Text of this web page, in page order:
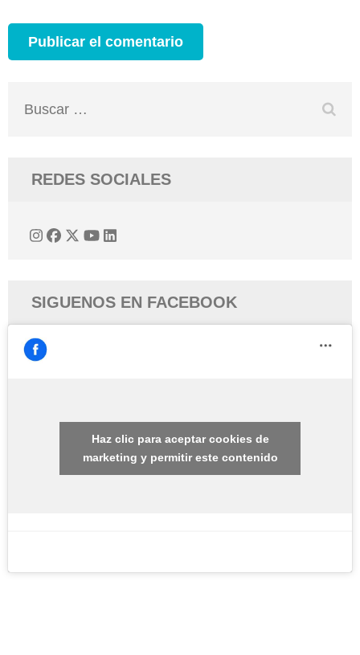
Buscar:
REDES SOCIALES
SIGUENOS EN FACEBOOK
Haz clic para aceptar cookies de
marketing y permitir este contenido